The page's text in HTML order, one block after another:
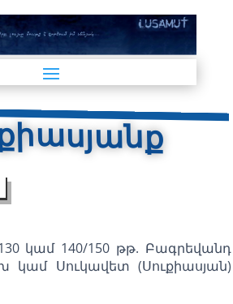
կամ 140/150 թթ. Բագրեվանդ
կամ Սուկավետ (Սուքիասյան)